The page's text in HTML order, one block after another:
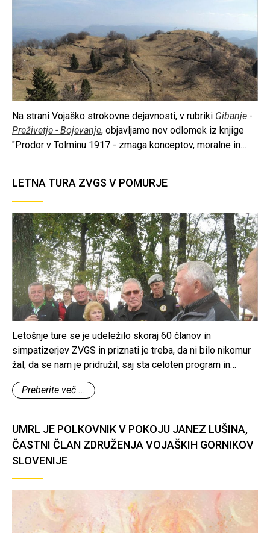
Na strani Vojaško strokovne dejavnosti, v rubriki Gibanje -
Preživetje - Bojevanje, objavljamo nov odlomek iz knjige
"Prodor v Tolminu 1917 - zmaga konceptov, moralne in
LETNA TURA ZVGS V POMURJE
Letošnje ture se je udeležilo skoraj 60 članov in
simpatizerjev ZVGS in priznati je treba, da ni bilo nikomur
žal, da se nam je pridružil, saj sta celoten program in
druženje potekala zelo sproščeno, poučno in v veselem
razpoloženju.
Preberite več ...
UMRL JE POLKOVNIK V POKOJU JANEZ LUŠINA,
ČASTNI ČLAN ZDRUŽENJA VOJAŠKIH GORNIKOV
SLOVENIJE